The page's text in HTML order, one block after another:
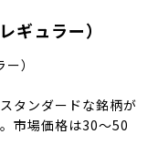
ギュラー）
タンダードな銘柄が
市場価格は30〜50